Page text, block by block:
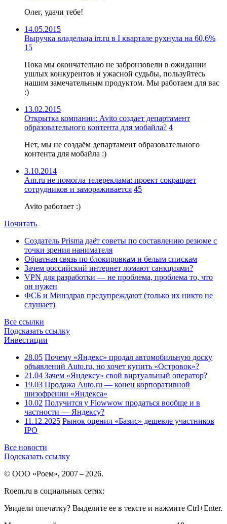
Олег, удачи тебе!
14.05.2015
Выручка владельца irr.ru в I квартале рухнула на 60,6%
15
Пока мы окончательно не забронзовели в ожидании
ушлых конкурентов и ужасной судьбы, пользуйтесь
нашим замечательным продуктом. Мы работаем для вас
:)
13.02.2015
Открытка компании: Avito создает департамент
образовательного контента для мобайла? 4
Нет, мы не создаём департамент образовательного
контента для мобайла :)
3.10.2014
Am.ru не помогла телереклама: проект сокращает
сотрудников и замораживается 45
Avito работает :)
Почитать
Создатель Prisma даёт советы по составлению резюме с
точки зрения нанимателя
Обратная связь по блокировкам и белым спискам
Зачем российский интернет ломают санкциями?
VPN для разработки — не проблема, проблема то, что
он нужен
ФСБ и Минздрав предупреждают (только их никто не
слушает)
Все ссылки
Подсказать ссылку
Инвестиции
28.05 Почему «Яндекс» продал автомобильную доску
объявлений Auto.ru, но хочет купить «Островок»?
21.04 Зачем «Яндексу» свой виртуальный оператор?
19.03 Продажа Auto.ru — конец корпоративной
шизофрении «Яндекса»
10.02 Получится у Flowwow продаться вообще и в
частности — Яндексу?
11.12.2025 Рынок оценил «Базис» дешевле участников
IPO
Все новости
Подсказать ссылку
© ООО «Роем», 2007 – 2026.
Roem.ru в социальных сетях:
Увидели опечатку? Выделите ее в тексте и нажмите Ctrl+Enter.